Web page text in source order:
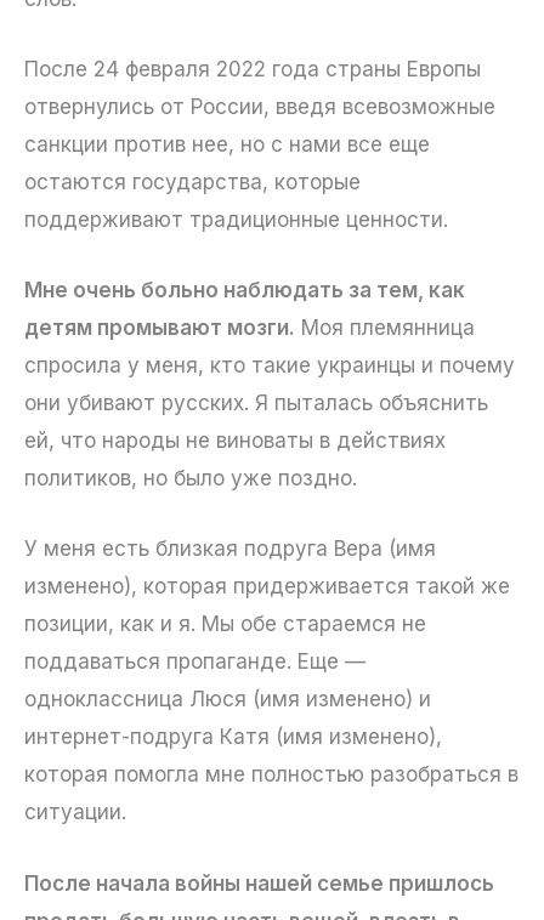
После 24 февраля 2022 года страны Европы
отвернулись от России, введя всевозможные
санкции против нее, но с нами все еще
остаются государства, которые
поддерживают традиционные ценности.
Мне очень больно наблюдать за тем, как
детям промывают мозги. Моя племянница
спросила у меня, кто такие украинцы и почему
они убивают русских. Я пыталась объяснить
ей, что народы не виноваты в действиях
политиков, но было уже поздно.
У меня есть близкая подруга Вера (имя
изменено), которая придерживается такой же
позиции, как и я. Мы обе стараемся не
поддаваться пропаганде. Еще —
одноклассница Люся (имя изменено) и
интернет-подруга Катя (имя изменено),
которая помогла мне полностью разобраться в
ситуации.
После начала войны нашей семье пришлось